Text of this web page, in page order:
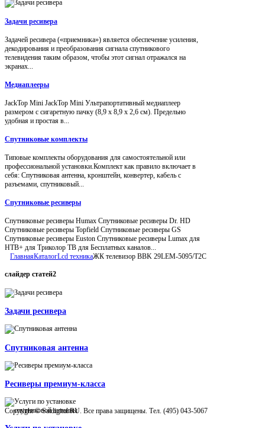
Задачи ресивера
Задачей ресивера («приемника») является обеспечение усиления,
декодирования и преобразования сигнала спутникового
телевидения таким образом, чтобы этот сигнал отражался на
экранах...
Медиаплееры
JackTop Mini JackTop Mini Ультрапортативный медиаплеер
размером с сигаретную пачку (8,9 x 8,9 x 2,6 см). Предельно
удобная и простая в...
Спутниковые комплекты
Типовые комплекты оборудования для самостоятельной или
профессиональной установки.Комплект как правило включает в
себя: Спутниковая антенна, кронштейн, конвертер, кабель с
разъемами, спутниковый...
Спутниковые ресиверы
Спутниковые ресиверы Humax Спутниковые ресиверы Dr. HD
Спутниковые ресиверы Topfield Спутниковые ресиверы GS
Спутниковые ресиверы Euston Спутниковые ресиверы Lumax для
НТВ+ для Триколор ТВ для Бесплатных каналов...
ГлавнаяКаталогLcd техникаЖК телевизор BBK 29LEM-5095/T2C
слайдер статей2
Задачи ресивера
Спутниковая антенна
Ресиверы премиум-класса
Copyright © Satdigital.RU. Все права защищены. Тел. (495) 043-5067